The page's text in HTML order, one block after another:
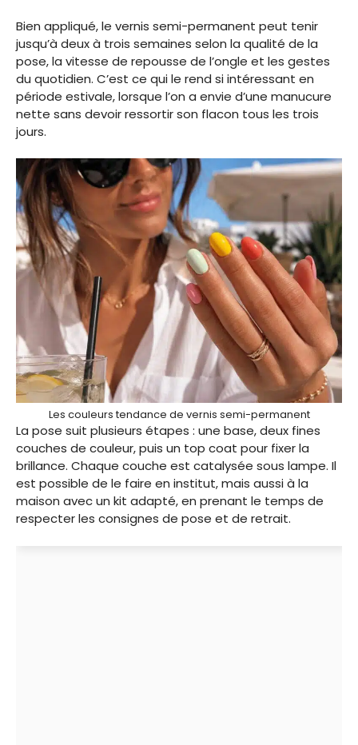
Bien appliqué, le vernis semi-permanent peut tenir
jusqu’à deux à trois semaines selon la qualité de la
pose, la vitesse de repousse de l’ongle et les gestes
du quotidien. C’est ce qui le rend si intéressant en
période estivale, lorsque l’on a envie d’une manucure
nette sans devoir ressortir son flacon tous les trois
jours.
Les couleurs tendance de vernis semi-permanent
La pose suit plusieurs étapes : une base, deux fines
couches de couleur, puis un top coat pour fixer la
brillance. Chaque couche est catalysée sous lampe. Il
est possible de le faire en institut, mais aussi à la
maison avec un kit adapté, en prenant le temps de
respecter les consignes de pose et de retrait.